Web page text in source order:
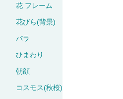
花 フレーム
花びら(背景)
バラ
ひまわり
朝顔
コスモス(秋桜)